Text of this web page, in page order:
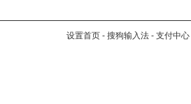
设置首页 - 搜狗输入法 - 支付中心